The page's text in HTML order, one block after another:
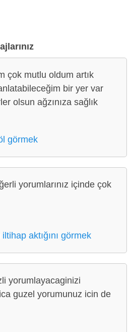
çok mutlu oldum artık
bir yer var
olsun ağzınıza sağlık
görmek
yorumlarınız içinde çok
aktığını görmek
yorumlayacaginizi
guzel yorumunuz icin de